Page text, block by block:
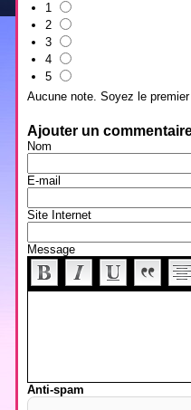
1
2
3
4
5
Aucune note. Soyez le
Ajouter un
Nom
E-mail
Site Internet
Message
Anti-spam